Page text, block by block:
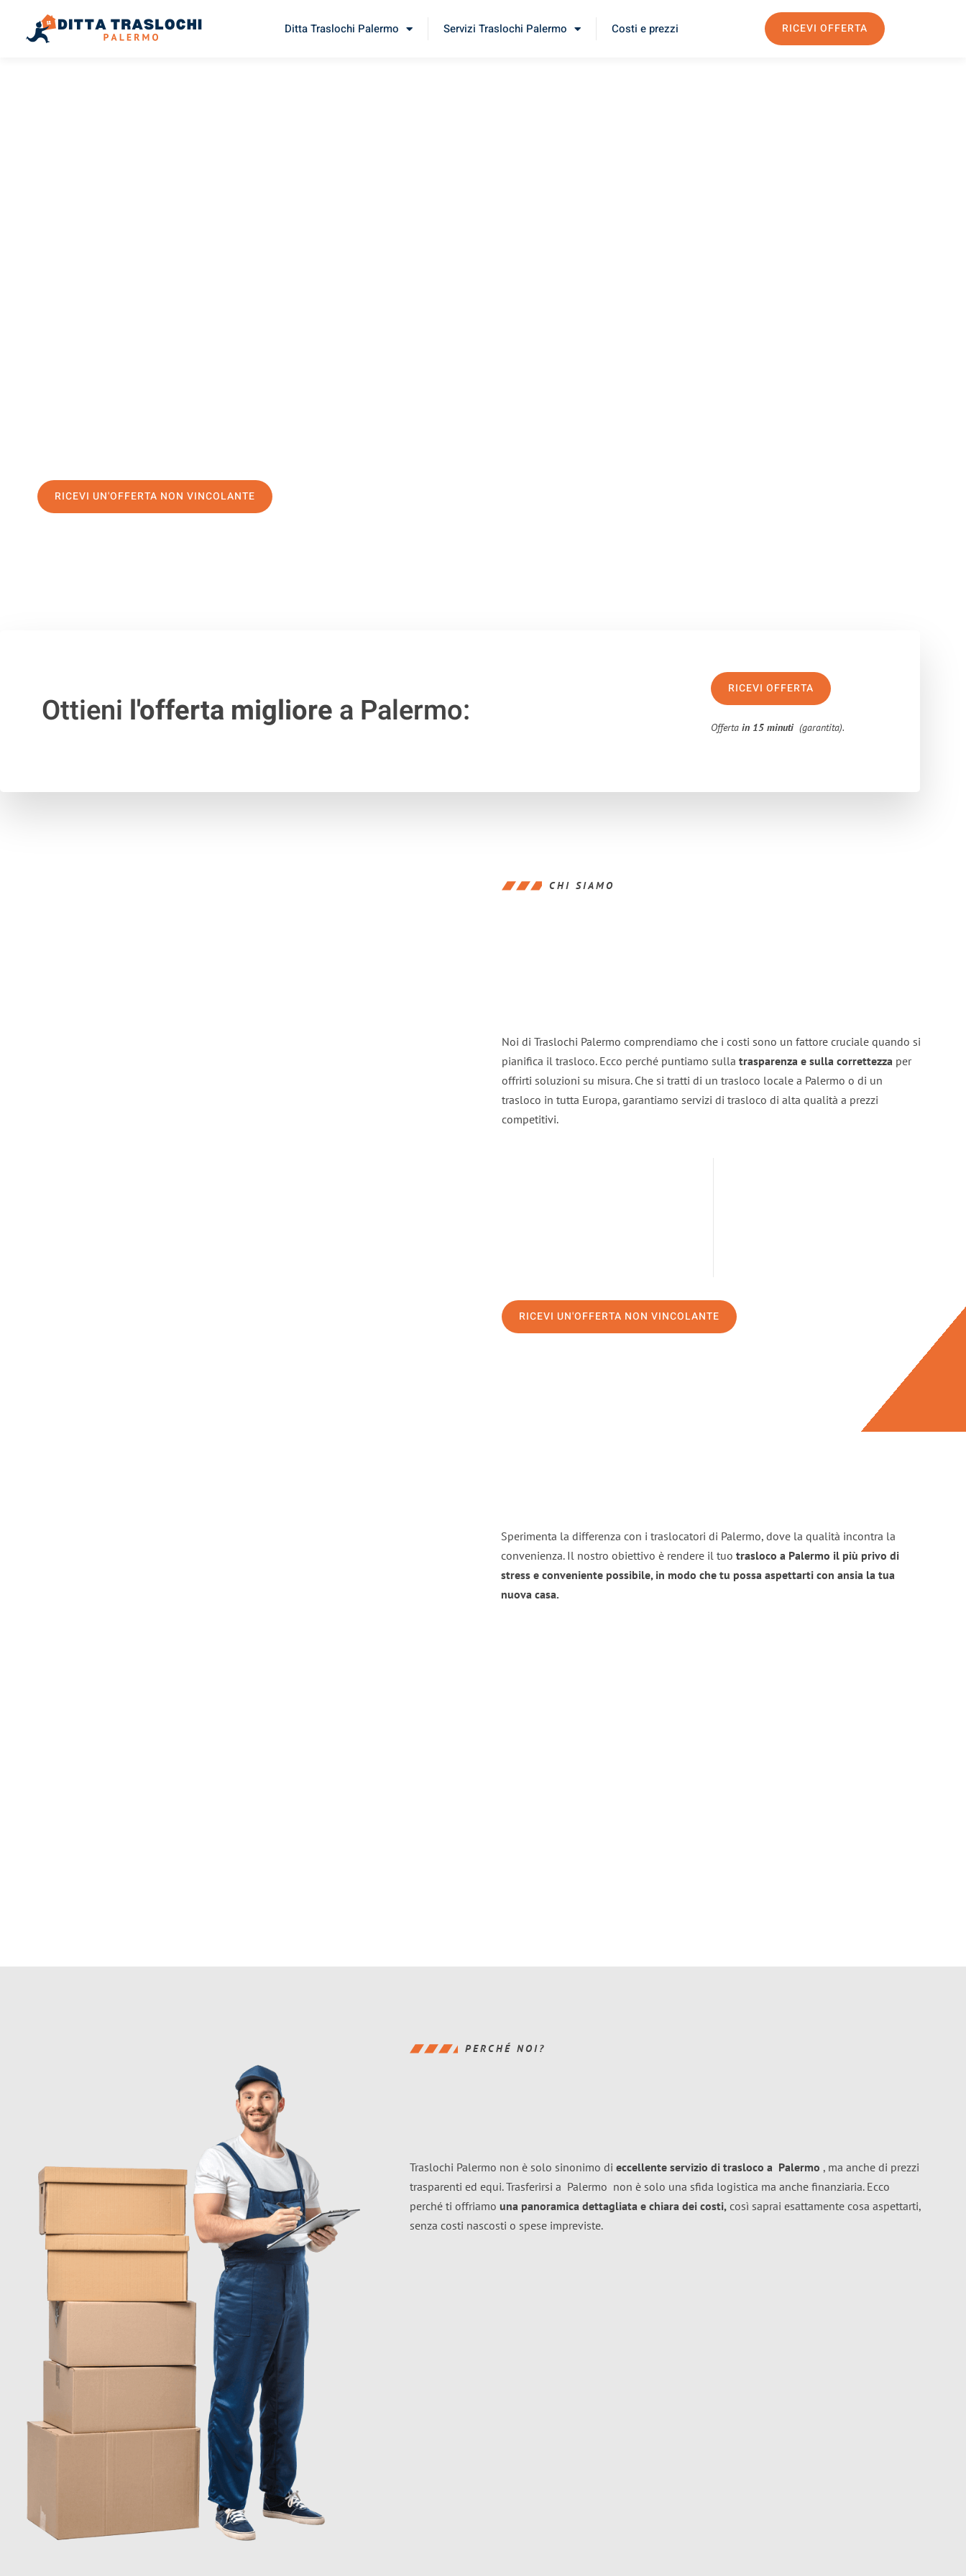
Ditta Traslochi Palermo Servizi Traslochi Palermo Costi e prezzi RICEVI OFFERTA
RICEVI UN'OFFERTA NON VINCOLANTE
Ottieni l'offerta migliorea Palermo:
RICEVI OFFERTA
Offertain 15 minuti (garantita).
CHI SIAMO
Noi di Traslochi Palermo comprendiamo che i costi sono un fattore cruciale quando si
pianifica il trasloco. Ecco perché puntiamo sulla trasparenza e sulla correttezza per
offrirti soluzioni su misura. Che si tratti di un trasloco locale a Palermo o di un
trasloco in tutta Europa, garantiamo servizi di trasloco di alta qualità a prezzi
competitivi.
RICEVI UN'OFFERTA NON VINCOLANTE
Sperimenta la differenza con i traslocatori di Palermo, dove la qualità incontra la
convenienza. Il nostro obiettivo è rendere il tuo trasloco a Palermo il più privo di
stress e conveniente possibile, in modo che tu possa aspettarti con ansia la tua
nuova casa.
PERCHÉ NOI?
Traslochi Palermo non è solo sinonimo di eccellente servizio di trasloco a Palermo , ma anche di prezzi
trasparenti ed equi. Trasferirsi a Palermo non è solo una sfida logistica ma anche finanziaria. Ecco
perché ti offriamo una panoramica dettagliata e chiara dei costi, così saprai esattamente cosa aspettarti,
senza costi nascosti o spese impreviste.